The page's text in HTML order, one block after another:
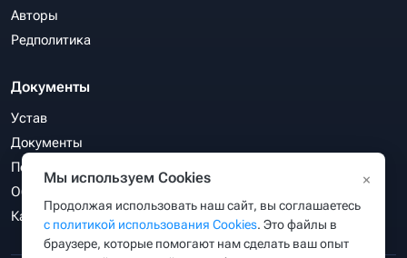
Авторы
Редполитика
Документы
Устав
Документы
Политика конфиденциальности
Обработка персональных данных
Карта сайта
Мы используем Cookies
Продолжая использовать наш сайт, вы соглашаетесь
с политикой использования Cookies. Это файлы в
браузере, которые помогают нам сделать ваш опыт
×